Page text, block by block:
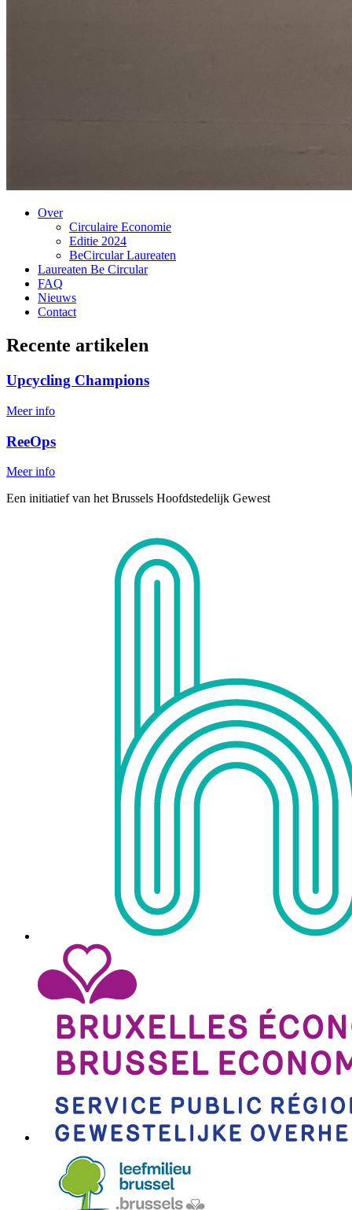
Over
Circulaire Economie
Editie 2024
BeCircular Laureaten
Laureaten Be Circular
FAQ
Nieuws
Contact
Recente artikelen
Upcycling Champions
Meer info
ReeOps
Meer info
Een initiatief van het Brussels Hoofdstedelijk Gewest